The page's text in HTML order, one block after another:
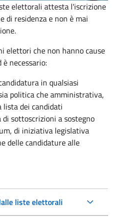
elettorali attesta l'iscrizione
di residenza e non è mai
elettori che non hanno cause
necessario:
in qualsiasi
politica che amministrativa,
lista dei candidati
sottoscrizioni a sostegno
di iniziativa legislativa
delle candidature alle
liste elettorali